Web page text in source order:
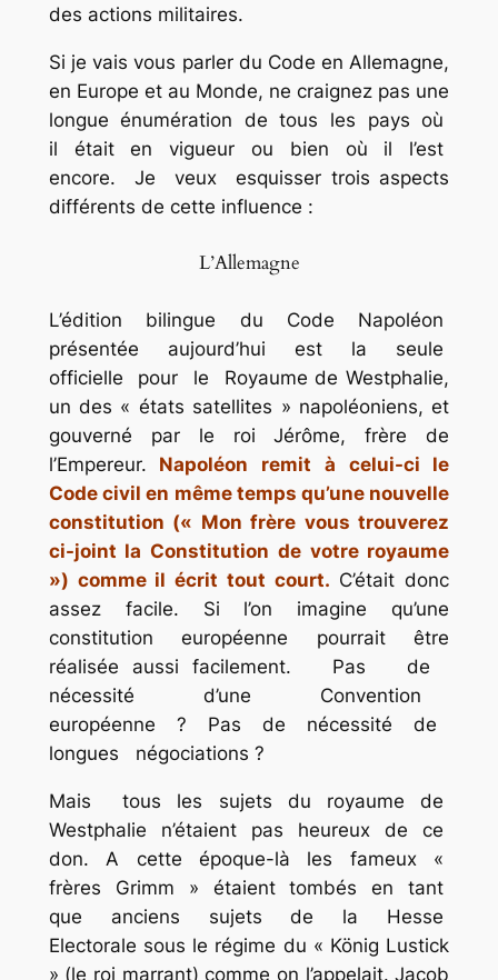
des actions militaires.
Si je vais vous parler du Code en Allemagne,
en Europe et au Monde, ne craignez pas une
longue énumération de tous les pays où
il était en vigueur ou bien où il l’est
encore. Je veux esquisser trois aspects
différents de cette influence :
L’Allemagne
L’édition bilingue du Code Napoléon
présentée aujourd’hui est la seule
officielle pour le Royaume de Westphalie,
un des « états satellites » napoléoniens, et
gouverné par le roi Jérôme, frère de
l’Empereur. Napoléon remit à celui-ci le
Code civil en même temps qu’une nouvelle
constitution (« Mon frère vous trouverez
ci-joint la Constitution de votre royaume
») comme il écrit tout court. C’était donc
assez facile. Si l’on imagine qu’une
constitution européenne pourrait être
réalisée aussi facilement. Pas de
nécessité d’une Convention
européenne ? Pas de nécessité de
longues négociations ?
Mais tous les sujets du royaume de
Westphalie n’étaient pas heureux de ce
don. A cette époque-là les fameux «
frères Grimm » étaient tombés en tant
que anciens sujets de la Hesse
Electorale sous le régime du « König Lustick
» (le roi marrant) comme on l’appelait. Jacob